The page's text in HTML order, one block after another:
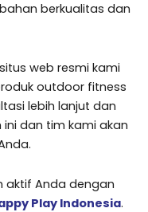
berkualitas dan
web resmi kami
outdoor fitness
lebih lanjut dan
dan tim kami akan
aktif Anda dengan
Play Indonesia.